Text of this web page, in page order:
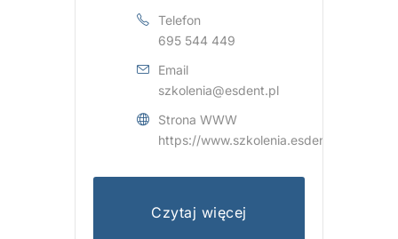
Telefon
695 544 449
Email
szkolenia@esdent.pl
Strona WWW
https://www.szkolenia.esdent.pl/
Czytaj więcej